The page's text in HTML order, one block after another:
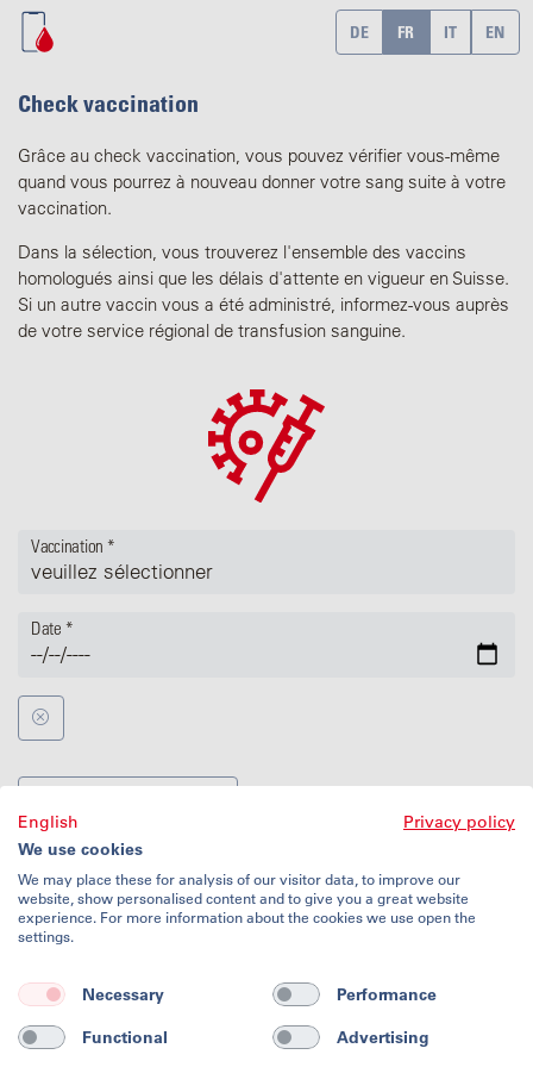
DE FR IT EN
Check vaccination
Grâce au check vaccination, vous pouvez vérifier vous-même
quand vous pourrez à nouveau donner votre sang suite à votre
vaccination.
Dans la sélection, vous trouverez l'ensemble des vaccins
homologués ainsi que les délais d'attente en vigueur en Suisse.
Si un autre vaccin vous a été administré, informez-vous auprès
de votre service régional de transfusion sanguine.
Vaccination *
Date *
Conditions d'utilisation
Protection des données
Mention
Contact
English
Privacy policy
We use cookies
We may place these for analysis of our visitor data, to improve our
website, show personalised content and to give you a great website
experience. For more information about the cookies we use open the
settings.
Necessary
Performance
Functional
Advertising